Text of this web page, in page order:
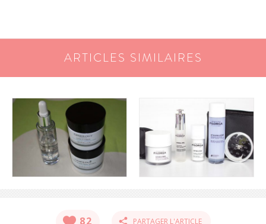
ARTICLES SIMILAIRES
82 PARTAGER L'ARTICLE